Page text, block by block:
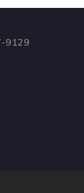
9129